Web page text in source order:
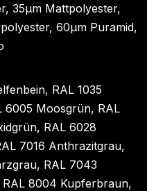
35µm Mattpolyester,
60µm Puramid,
RAL 1035
6005 Moosgrün, RAL
RAL 6028
7016 Anthrazitgrau,
RAL 7043
8004 Kupferbraun,